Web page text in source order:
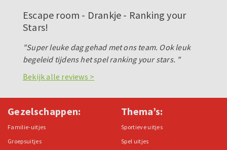
Escape room - Drankje - Ranking your
Stars!
"Super leuke dag gehad met ons team. Ook leuk
begeleid tijdens het spel ranking your stars. "
Bekijk alle reviews >
Gezelschappen:
Familie-uitjes
Groepsuitjes
Thema’s:
Sportieve uitjes
Spel uitjes